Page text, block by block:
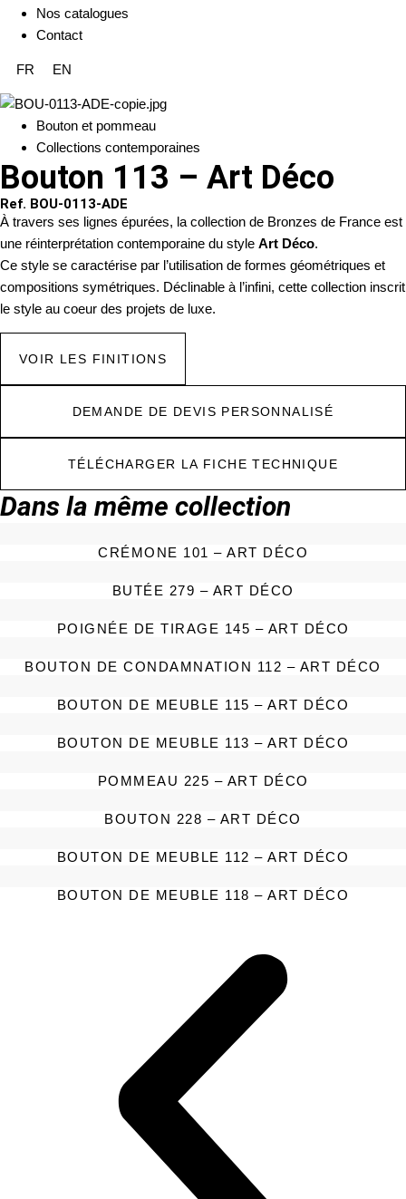
Nos catalogues
Contact
FR EN
Bouton et pommeau
Collections contemporaines
Bouton 113 – Art Déco
Ref. BOU-0113-ADE
À travers ses lignes épurées, la collection de Bronzes de France est
une réinterprétation contemporaine du style Art Déco.
Ce style se caractérise par l’utilisation de formes géométriques et
compositions symétriques. Déclinable à l’infini, cette collection inscrit
le style au coeur des projets de luxe.
VOIR LES FINITIONS
DEMANDE DE DEVIS PERSONNALISÉ
TÉLÉCHARGER LA FICHE TECHNIQUE
Dans la même collection
CRÉMONE 101 – ART DÉCO
BUTÉE 279 – ART DÉCO
POIGNÉE DE TIRAGE 145 – ART DÉCO
BOUTON DE CONDAMNATION 112 – ART DÉCO
BOUTON DE MEUBLE 115 – ART DÉCO
BOUTON DE MEUBLE 113 – ART DÉCO
POMMEAU 225 – ART DÉCO
BOUTON 228 – ART DÉCO
BOUTON DE MEUBLE 112 – ART DÉCO
BOUTON DE MEUBLE 118 – ART DÉCO